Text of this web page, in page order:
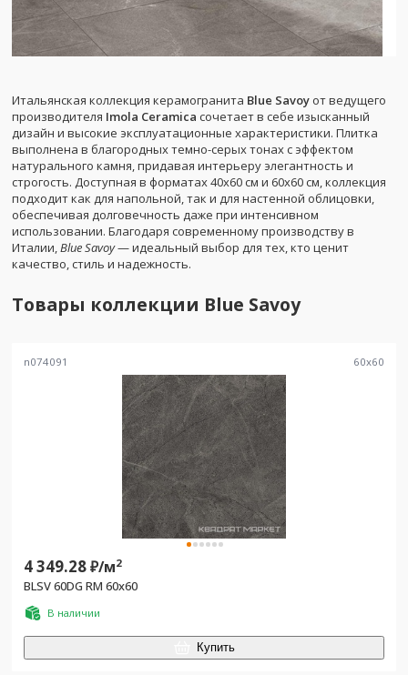
Итальянская коллекция керамогранита Blue Savoy от ведущего
производителя Imola Ceramica сочетает в себе изысканный
дизайн и высокие эксплуатационные характеристики. Плитка
выполнена в благородных темно-серых тонах с эффектом
натурального камня, придавая интерьеру элегантность и
строгость. Доступная в форматах 40x60 см и 60x60 см, коллекция
подходит как для напольной, так и для настенной облицовки,
обеспечивая долговечность даже при интенсивном
использовании. Благодаря современному производству в
Италии, Blue Savoy— идеальный выбор для тех, кто ценит
качество, стиль и надежность.
Товары коллекции Blue Savoy
n074091 60x60
4 349.28₽/м2
BLSV 60DG RM 60x60
В наличии
Купить